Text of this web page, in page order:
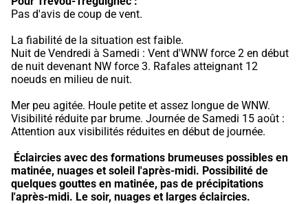
Pas d'avis de coup de vent.
La fiabilité de la situation est faible.
Nuit de Vendredi à Samedi : Vent d'WNW force 2 en début
de nuit devenant NW force 3. Rafales atteignant 12
noeuds en milieu de nuit.
Mer peu agitée. Houle petite et assez longue de WNW.
Visibilité réduite par brume. Journée de Samedi 15 août :
Attention aux visibilités réduites en début de journée.
Éclaircies avec des formations brumeuses possibles en
matinée, nuages et soleil l'après-midi. Possibilité de
quelques gouttes en matinée, pas de précipitations
l'après-midi. Le soir, nuages et larges éclaircies.